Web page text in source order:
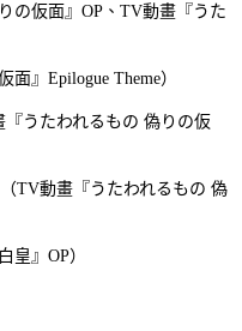
の仮面』OP、TV動畫『うた
面』Epilogue Theme）
うたわれるもの 偽りの仮
TV動畫『うたわれるもの 偽
皇』OP）